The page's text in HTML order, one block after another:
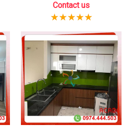
Contact us